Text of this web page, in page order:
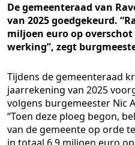
De gemeenteraad van
van 2025 goedgekeurd.
miljoen euro op
werking”, zegt
Tijdens de gemeenteraad
jaarrekening van 2025
volgens burgemeester Nic
“Toen deze ploeg begon,
van de gemeente op orde